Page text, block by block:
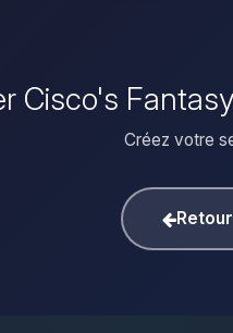
Cisco's
Créez votre